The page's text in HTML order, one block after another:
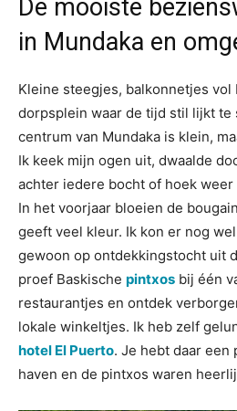
De mooiste
in Mundaka en
Kleine steegjes, balkonnetjes
dorpsplein waar de tijd stil lijkt te
centrum van Mundaka is klein,
Ik keek mijn ogen uit, dwaalde
achter iedere bocht of hoek
In het voorjaar bloeien de
geeft veel kleur. Ik kon er nog
gewoon op ontdekkingstocht uit
proef Baskische pintxos bij één
restaurantjes en ontdek
lokale winkeltjes. Ik heb zelf
hotel El Puerto. Je hebt daar een
haven en de pintxos waren